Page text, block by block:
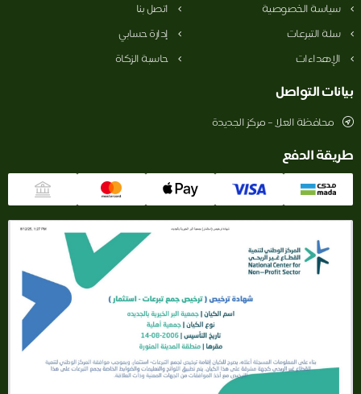
الخصوصية
اتصل بنا
التبرعات
إدارة حسابي
حاسبة الزكاة
التواصل
محافظة العلا – مركز الجديدة
الدفع